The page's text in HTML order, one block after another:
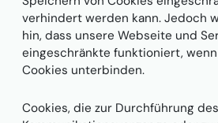
verhindert werden kann. Jedoch
hin, dass unsere Webseite und
eingeschränkte funktioniert,
Cookies unterbinden.
Cookies, die zur Durchführung